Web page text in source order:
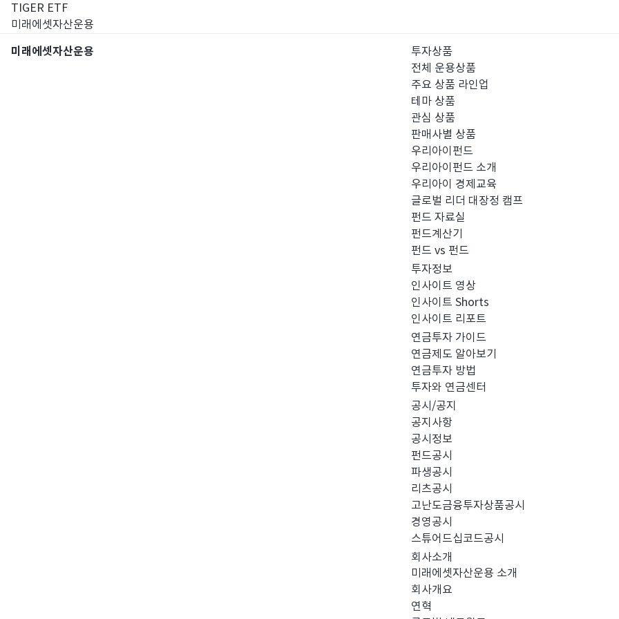
TIGER ETF
미래에셋자산운용
미래에셋자산운용
투자상품
전체 운용상품
주요 상품 라인업
테마 상품
관심 상품
판매사별 상품
우리아이펀드
우리아이펀드 소개
우리아이 경제교육
글로벌 리더 대장정 캠프
펀드 자료실
펀드계산기
펀드 vs 펀드
투자정보
인사이트 영상
인사이트 Shorts
인사이트 리포트
연금투자 가이드
연금제도 알아보기
연금투자 방법
투자와 연금센터
공시/공지
공지사항
공시정보
펀드공시
파생공시
리츠공시
고난도금융투자상품공시
경영공시
스튜어드십코드공시
회사소개
미래에셋자산운용 소개
회사개요
연혁
PICK 인사이트 (0)
경영공시 (0)
검색 결과가 없습니다.